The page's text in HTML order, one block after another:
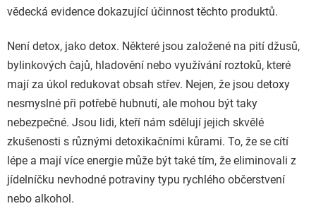
vědecká evidence dokazující účinnost těchto produktů.
Není detox, jako detox. Některé jsou založené na pití džusů,
bylinkových čajů, hladovění nebo využívání roztoků, které
mají za úkol redukovat obsah střev. Nejen, že jsou detoxy
nesmyslné při potřebě hubnutí, ale mohou být taky
nebezpečné. Jsou lidi, kteří nám sdělují jejich skvělé
zkušenosti s různými detoxikačními kůrami. To, že se cítí
lépe a mají více energie může být také tím, že eliminovali z
jídelníčku nevhodné potraviny typu rychlého občerstvení
nebo alkohol.